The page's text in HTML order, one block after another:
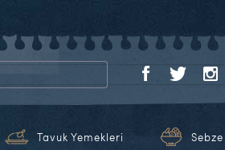
Tavuk Yemekleri